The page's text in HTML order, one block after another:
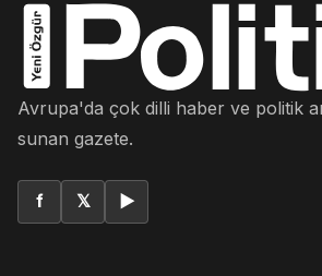
Avrupa'da çok dilli haber ve politik
sunan gazete.
f 𝕏 ▶